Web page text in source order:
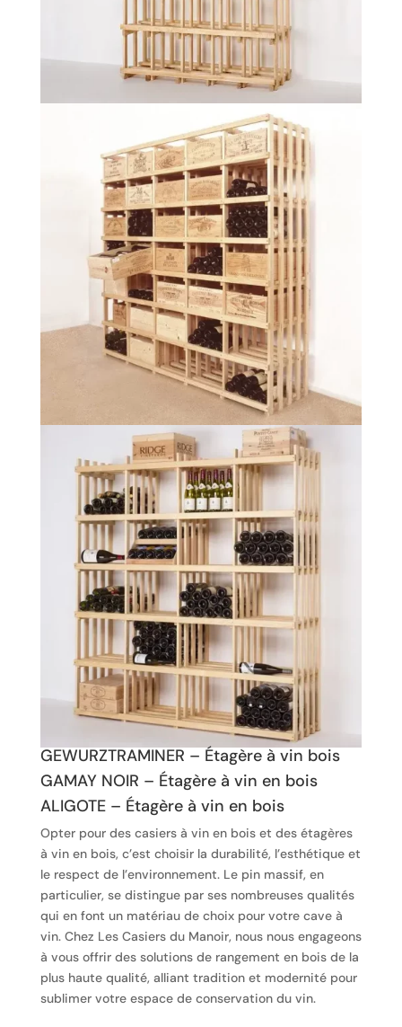
GEWURZTRAMINER – Étagère à vin bois
GAMAY NOIR – Étagère à vin en bois
ALIGOTE – Étagère à vin en bois
Opter pour des casiers à vin en bois et des étagères
à vin en bois, c’est choisir la durabilité, l’esthétique et
le respect de l’environnement. Le pin massif, en
particulier, se distingue par ses nombreuses qualités
qui en font un matériau de choix pour votre cave à
vin. Chez Les Casiers du Manoir, nous nous engageons
à vous offrir des solutions de rangement en bois de la
plus haute qualité, alliant tradition et modernité pour
sublimer votre espace de conservation du vin.